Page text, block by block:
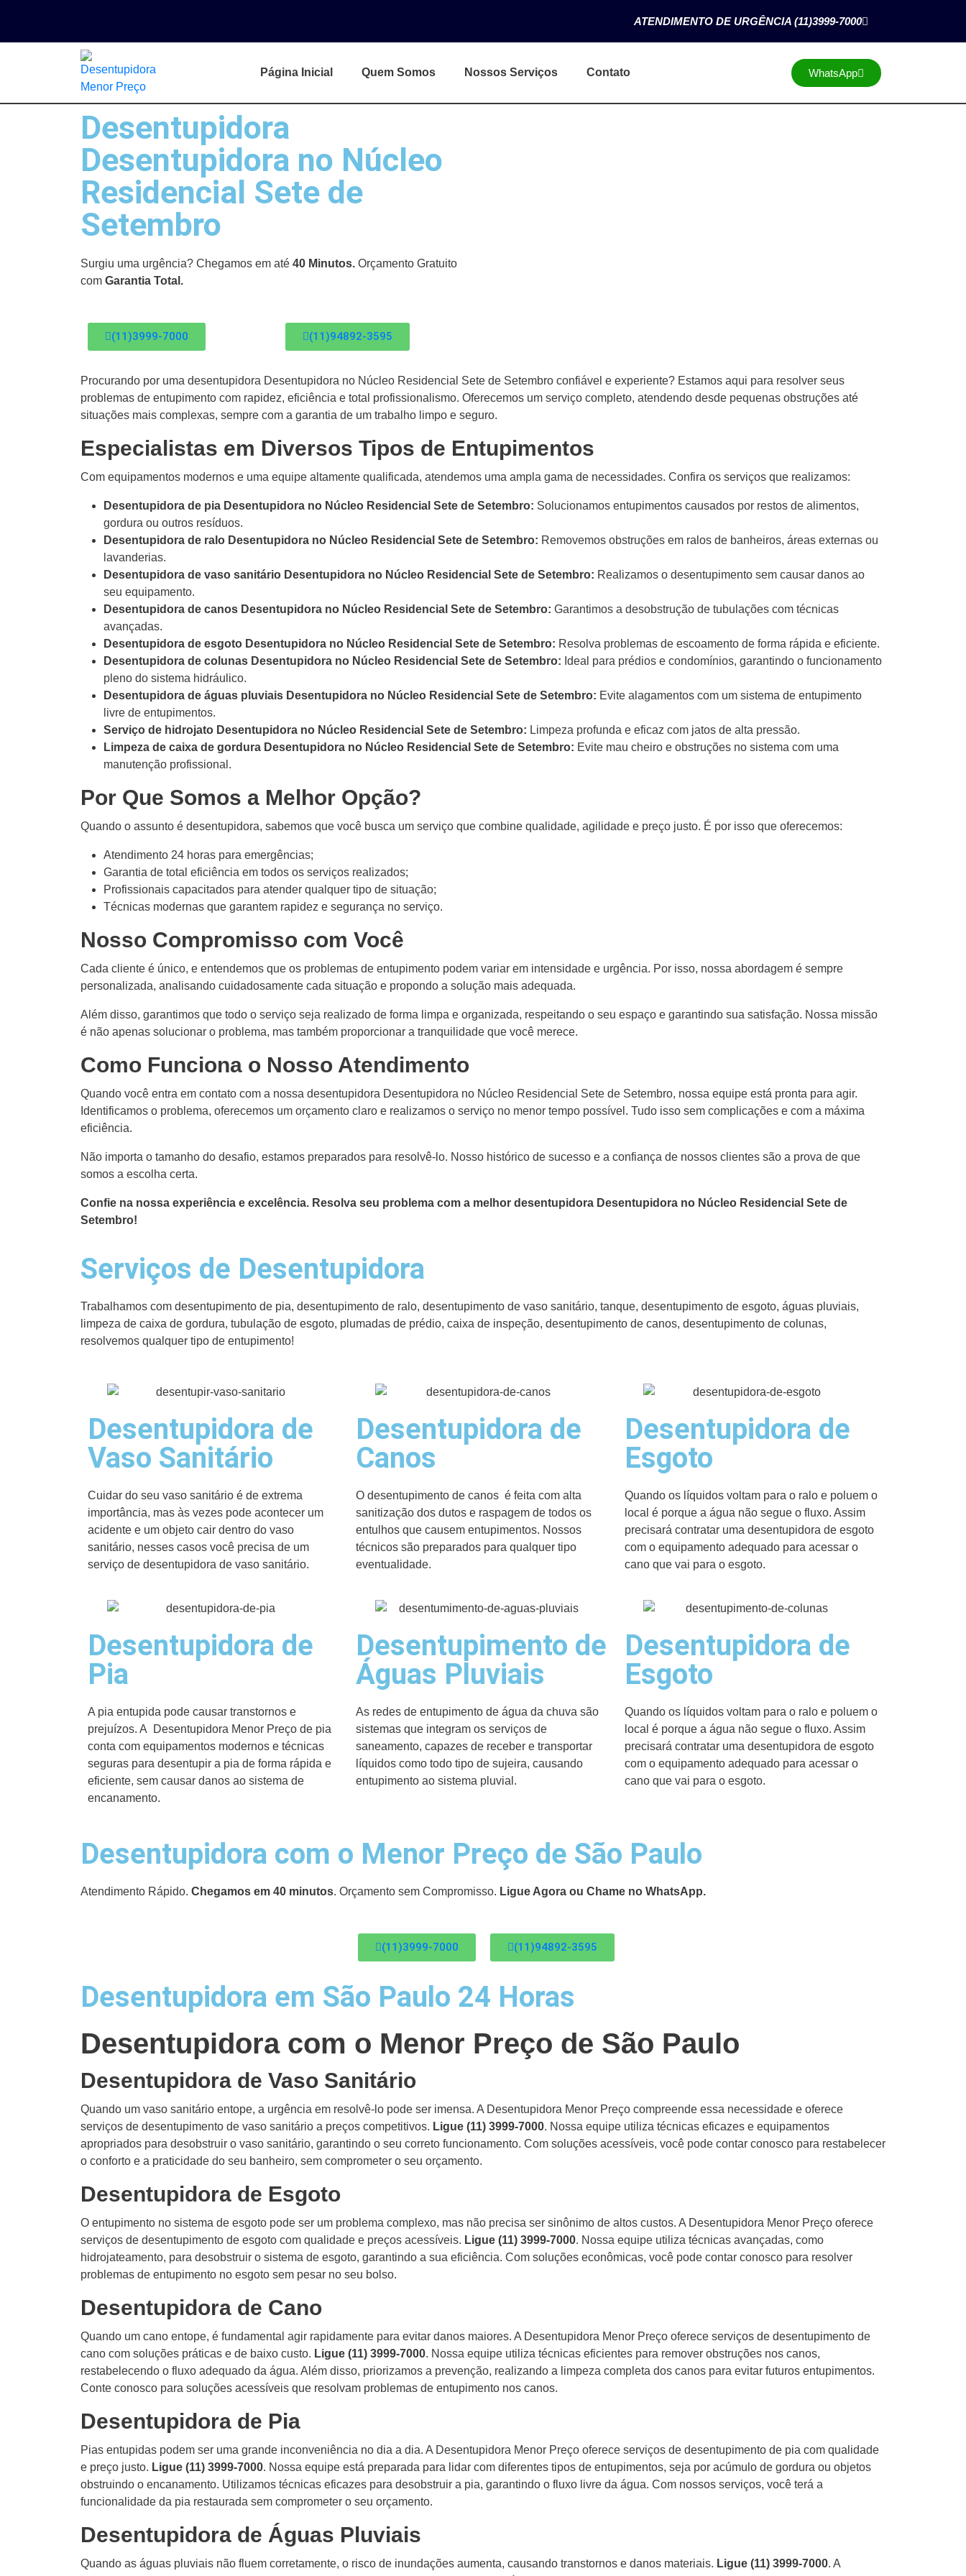
ATENDIMENTO DE URGÊNCIA (11)3999-7000
Página Inicial Quem Somos Nossos Serviços Contato WhatsApp
Desentupidora
Desentupidora no Núcleo
Residencial Sete de
Setembro
Surgiu uma urgência? Chegamos em até 40 Minutos. Orçamento Gratuito
com Garantia Total.
(11)3999-7000 (11)94892-3595
Procurando por uma desentupidora Desentupidora no Núcleo Residencial Sete de Setembro confiável e experiente? Estamos aqui para resolver seus
problemas de entupimento com rapidez, eficiência e total profissionalismo. Oferecemos um serviço completo, atendendo desde pequenas obstruções até
situações mais complexas, sempre com a garantia de um trabalho limpo e seguro.
Especialistas em Diversos Tipos de Entupimentos
Com equipamentos modernos e uma equipe altamente qualificada, atendemos uma ampla gama de necessidades. Confira os serviços que realizamos:
Desentupidora de pia Desentupidora no Núcleo Residencial Sete de Setembro: Solucionamos entupimentos causados por restos de alimentos,
gordura ou outros resíduos.
Desentupidora de ralo Desentupidora no Núcleo Residencial Sete de Setembro: Removemos obstruções em ralos de banheiros, áreas externas ou
lavanderias.
Desentupidora de vaso sanitário Desentupidora no Núcleo Residencial Sete de Setembro: Realizamos o desentupimento sem causar danos ao
seu equipamento.
Desentupidora de canos Desentupidora no Núcleo Residencial Sete de Setembro: Garantimos a desobstrução de tubulações com técnicas
avançadas.
Desentupidora de esgoto Desentupidora no Núcleo Residencial Sete de Setembro: Resolva problemas de escoamento de forma rápida e eficiente.
Desentupidora de colunas Desentupidora no Núcleo Residencial Sete de Setembro: Ideal para prédios e condomínios, garantindo o funcionamento
pleno do sistema hidráulico.
Desentupidora de águas pluviais Desentupidora no Núcleo Residencial Sete de Setembro: Evite alagamentos com um sistema de entupimento
livre de entupimentos.
Serviço de hidrojato Desentupidora no Núcleo Residencial Sete de Setembro: Limpeza profunda e eficaz com jatos de alta pressão.
Limpeza de caixa de gordura Desentupidora no Núcleo Residencial Sete de Setembro: Evite mau cheiro e obstruções no sistema com uma
manutenção profissional.
Por Que Somos a Melhor Opção?
Quando o assunto é desentupidora, sabemos que você busca um serviço que combine qualidade, agilidade e preço justo. É por isso que oferecemos:
Atendimento 24 horas para emergências;
Garantia de total eficiência em todos os serviços realizados;
Profissionais capacitados para atender qualquer tipo de situação;
Técnicas modernas que garantem rapidez e segurança no serviço.
Nosso Compromisso com Você
Cada cliente é único, e entendemos que os problemas de entupimento podem variar em intensidade e urgência. Por isso, nossa abordagem é sempre
personalizada, analisando cuidadosamente cada situação e propondo a solução mais adequada.
Além disso, garantimos que todo o serviço seja realizado de forma limpa e organizada, respeitando o seu espaço e garantindo sua satisfação. Nossa missão
é não apenas solucionar o problema, mas também proporcionar a tranquilidade que você merece.
Como Funciona o Nosso Atendimento
Quando você entra em contato com a nossa desentupidora Desentupidora no Núcleo Residencial Sete de Setembro, nossa equipe está pronta para agir.
Identificamos o problema, oferecemos um orçamento claro e realizamos o serviço no menor tempo possível. Tudo isso sem complicações e com a máxima
eficiência.
Não importa o tamanho do desafio, estamos preparados para resolvê-lo. Nosso histórico de sucesso e a confiança de nossos clientes são a prova de que
somos a escolha certa.
Confie na nossa experiência e excelência. Resolva seu problema com a melhor desentupidora Desentupidora no Núcleo Residencial Sete de
Setembro!
Serviços de Desentupidora
Trabalhamos com desentupimento de pia, desentupimento de ralo, desentupimento de vaso sanitário, tanque, desentupimento de esgoto, águas pluviais,
limpeza de caixa de gordura, tubulação de esgoto, plumadas de prédio, caixa de inspeção, desentupimento de canos, desentupimento de colunas,
resolvemos qualquer tipo de entupimento!
Desentupidora de
Vaso Sanitário
Cuidar do seu vaso sanitário é de extrema
importância, mas às vezes pode acontecer um
acidente e um objeto cair dentro do vaso
sanitário, nesses casos você precisa de um
serviço de desentupidora de vaso sanitário.
Desentupidora de
Canos
O desentupimento de canos é feita com alta
sanitização dos dutos e raspagem de todos os
entulhos que causem entupimentos. Nossos
técnicos são preparados para qualquer tipo
eventualidade.
Desentupidora de
Esgoto
Quando os líquidos voltam para o ralo e poluem o
local é porque a água não segue o fluxo. Assim
precisará contratar uma desentupidora de esgoto
com o equipamento adequado para acessar o
cano que vai para o esgoto.
Desentupidora de
Pia
A pia entupida pode causar transtornos e
prejuízos. A Desentupidora Menor Preço de pia
conta com equipamentos modernos e técnicas
seguras para desentupir a pia de forma rápida e
eficiente, sem causar danos ao sistema de
encanamento.
Desentupimento de
Águas Pluviais
As redes de entupimento de água da chuva são
sistemas que integram os serviços de
saneamento, capazes de receber e transportar
líquidos como todo tipo de sujeira, causando
entupimento ao sistema pluvial.
Desentupidora de
Esgoto
Quando os líquidos voltam para o ralo e poluem o
local é porque a água não segue o fluxo. Assim
precisará contratar uma desentupidora de esgoto
com o equipamento adequado para acessar o
cano que vai para o esgoto.
Desentupidora com o Menor Preço de São Paulo
Atendimento Rápido. Chegamos em 40 minutos. Orçamento sem Compromisso. Ligue Agora ou Chame no WhatsApp.
(11)3999-7000 (11)94892-3595
Desentupidora em São Paulo 24 Horas
Desentupidora com o Menor Preço de São Paulo
Desentupidora de Vaso Sanitário
Quando um vaso sanitário entope, a urgência em resolvê-lo pode ser imensa. A Desentupidora Menor Preço compreende essa necessidade e oferece
serviços de desentupimento de vaso sanitário a preços competitivos. Ligue (11) 3999-7000. Nossa equipe utiliza técnicas eficazes e equipamentos
apropriados para desobstruir o vaso sanitário, garantindo o seu correto funcionamento. Com soluções acessíveis, você pode contar conosco para restabelecer
o conforto e a praticidade do seu banheiro, sem comprometer o seu orçamento.
Desentupidora de Esgoto
O entupimento no sistema de esgoto pode ser um problema complexo, mas não precisa ser sinônimo de altos custos. A Desentupidora Menor Preço oferece
serviços de desentupimento de esgoto com qualidade e preços acessíveis. Ligue (11) 3999-7000. Nossa equipe utiliza técnicas avançadas, como
hidrojateamento, para desobstruir o sistema de esgoto, garantindo a sua eficiência. Com soluções econômicas, você pode contar conosco para resolver
problemas de entupimento no esgoto sem pesar no seu bolso.
Desentupidora de Cano
Quando um cano entope, é fundamental agir rapidamente para evitar danos maiores. A Desentupidora Menor Preço oferece serviços de desentupimento de
cano com soluções práticas e de baixo custo. Ligue (11) 3999-7000. Nossa equipe utiliza técnicas eficientes para remover obstruções nos canos,
restabelecendo o fluxo adequado da água. Além disso, priorizamos a prevenção, realizando a limpeza completa dos canos para evitar futuros entupimentos.
Conte conosco para soluções acessíveis que resolvam problemas de entupimento nos canos.
Desentupidora de Pia
Pias entupidas podem ser uma grande inconveniência no dia a dia. A Desentupidora Menor Preço oferece serviços de desentupimento de pia com qualidade
e preço justo. Ligue (11) 3999-7000. Nossa equipe está preparada para lidar com diferentes tipos de entupimentos, seja por acúmulo de gordura ou objetos
obstruindo o encanamento. Utilizamos técnicas eficazes para desobstruir a pia, garantindo o fluxo livre da água. Com nossos serviços, você terá a
funcionalidade da pia restaurada sem comprometer o seu orçamento.
Desentupidora de Águas Pluviais
Quando as águas pluviais não fluem corretamente, o risco de inundações aumenta, causando transtornos e danos materiais. Ligue (11) 3999-7000. A